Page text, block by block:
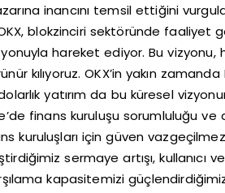
inancını temsil ettiğini
blokzinciri sektöründe faaliyet
hareket ediyor. Bu vizyonu,
kılıyoruz. OKX’in yakın zamanda
dolarlık yatırım da bu küresel
finans kuruluşu sorumluluğu ve
kuruluşları için güven
sermaye artışı, kullanıcı
kapasitemizi